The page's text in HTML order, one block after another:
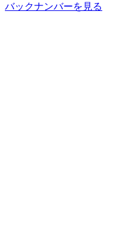
バックナンバーを見る